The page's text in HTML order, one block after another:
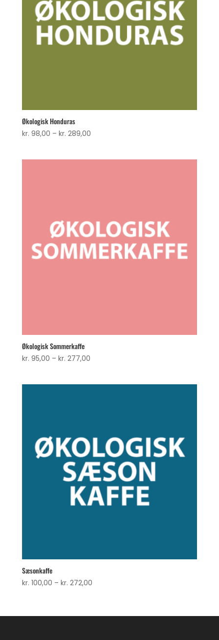
Økologisk Honduras
kr. 98,00 – kr. 289,00Prisinterval:
Økologisk Sommerkaffe
kr. 95,00 – kr. 277,00Prisinterval:
Sæsonkaffe
kr. 100,00 – kr. 272,00Prisinterval:
kr. 272,00